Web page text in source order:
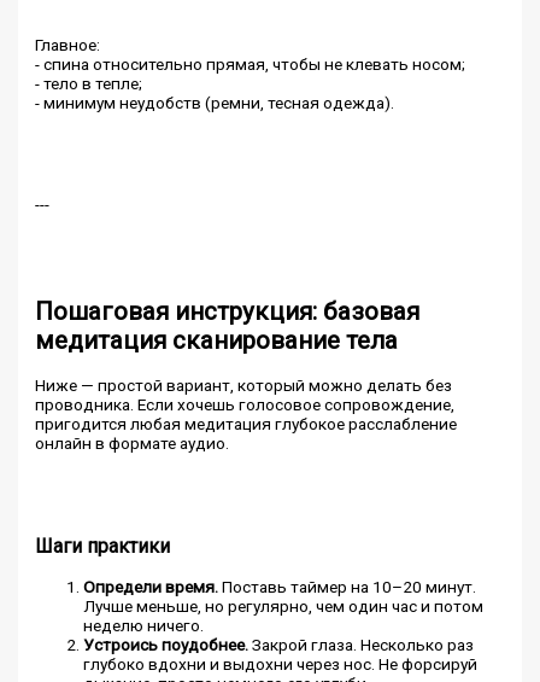
Главное:
- спина относительно прямая, чтобы не клевать носом;
- тело в тепле;
- минимум неудобств (ремни, тесная одежда).
---
Пошаговая инструкция: базовая
медитация сканирование тела
Ниже — простой вариант, который можно делать без
проводника. Если хочешь голосовое сопровождение,
пригодится любая медитация глубокое расслабление
онлайн в формате аудио.
Шаги практики
Определи время.Поставь таймер на 10–20 минут.
Лучше меньше, но регулярно, чем один час и потом
неделю ничего.
Устроись поудобнее.Закрой глаза. Несколько раз
глубоко вдохни и выдохни через нос. Не форсируй